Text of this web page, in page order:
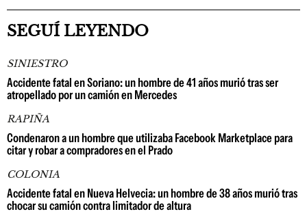
SEGUÍ LEYENDO
SINIESTRO
Accidente fatal en Soriano: un hombre de 41 años murió tras ser
atropellado por un camión en Mercedes
RAPIÑA
Condenaron a un hombre que utilizaba Facebook Marketplace para
citar y robar a compradores en el Prado
COLONIA
Accidente fatal en Nueva Helvecia: un hombre de 38 años murió tras
chocar su camión contra limitador de altura